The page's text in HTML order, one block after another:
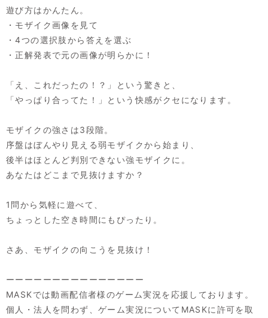
遊び方はかんたん。
・モザイク画像を見て
・4つの選択肢から答えを選ぶ
・正解発表で元の画像が明らかに！
「え、これだったの！？」という驚きと、
「やっぱり合ってた！」という快感がクセになります。
モザイクの強さは3段階。
序盤はぼんやり見える弱モザイクから始まり、
後半はほとんど判別できない強モザイクに。
あなたはどこまで見抜けますか？
1問から気軽に遊べて、
ちょっとした空き時間にもぴったり。
さあ、モザイクの向こうを見抜け！
ーーーーーーーーーーーーーーー
MASKでは動画配信者様のゲーム実況を応援しております。
個人・法人を問わず、ゲーム実況についてMASKに許可を取